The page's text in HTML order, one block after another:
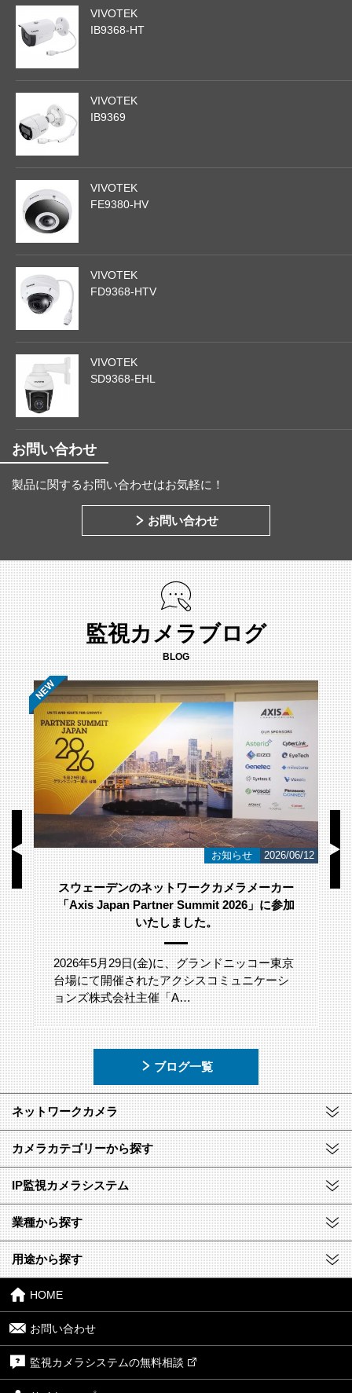
VIVOTEK
IB9368-HT
VIVOTEK
IB9369
VIVOTEK
FE9380-HV
VIVOTEK
FD9368-HTV
VIVOTEK
SD9368-EHL
お問い合わせ
製品に関するお問い合わせはお気軽に！
お問い合わせ
監視カメラブログ
BLOG
23 お知らせ 2026/06/12
スウェーデンのネットワークカメラメーカー
「Axis Japan Partner Summit 2026」に参加
いたしました。
2026年5月29日(金)に、グランドニッコー東京
台場にて開催されたアクシスコミュニケーシ
ョンズ株式会社主催「A…
ブログ一覧
ネットワークカメラ
カメラカテゴリーから探す
IP監視カメラシステム
業種から探す
用途から探す
HOME
お問い合わせ
監視カメラシステムの無料相談